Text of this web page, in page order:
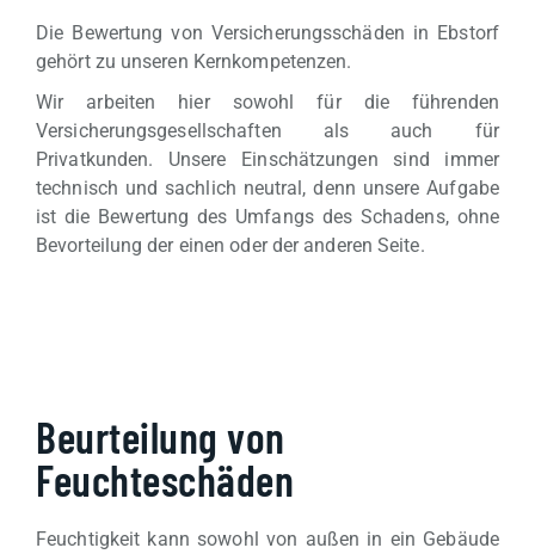
Die Bewertung von Versicherungsschäden in Ebstorf
gehört zu unseren Kernkompetenzen.
Wir arbeiten hier sowohl für die führenden
Versicherungsgesellschaften als auch für
Privatkunden. Unsere Einschätzungen sind immer
technisch und sachlich neutral, denn unsere Aufgabe
ist die Bewertung des Umfangs des Schadens, ohne
Bevorteilung der einen oder der anderen Seite.
Beurteilung von
Feuchteschäden
Feuchtigkeit kann sowohl von außen in ein Gebäude